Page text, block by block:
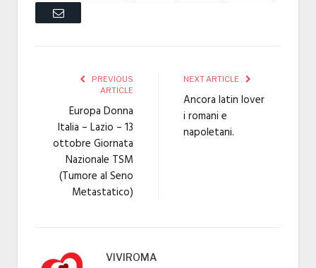
Email
PREVIOUS
ARTICLE
Europa Donna
Italia – Lazio – 13
ottobre Giornata
Nazionale TSM
(Tumore al Seno
Metastatico)
NEXT ARTICLE
Ancora latin lover
i romani e
napoletani.
VIVIROMA